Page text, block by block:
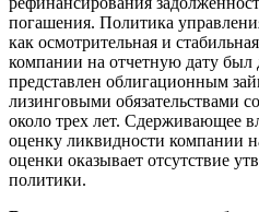
погашения. Политика
как осмотрительная и
компании на отчетную дату
представлен облигационным
лизинговыми обязательствами
около трех лет. Сдерживающее
оценку ликвидности компании
оценки оказывает отсутствие
политики.